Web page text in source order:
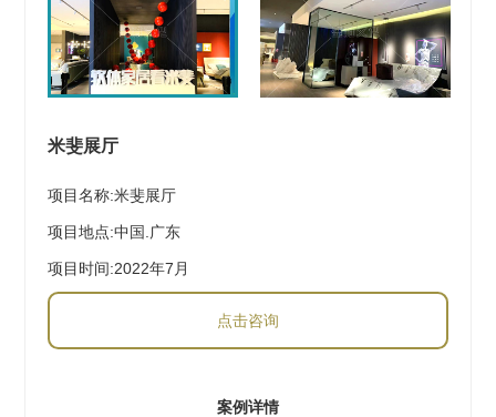
米斐展厅
项目名称:米斐展厅
项目地点:中国.广东
项目时间:2022年7月
点击咨询
案例详情